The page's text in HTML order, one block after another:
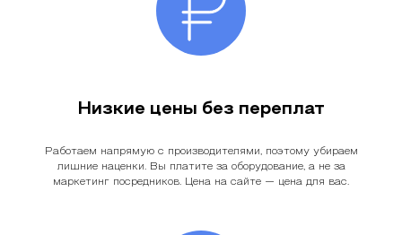
Низкие цены без переплат
Работаем напрямую с производителями, поэтому убираем
лишние наценки. Вы платите за оборудование, а не за
маркетинг посредников. Цена на сайте — цена для вас.